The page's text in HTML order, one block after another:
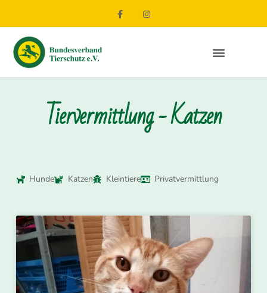
Tiervermittlung - Katzen
Hunde Katzen Kleintiere Privatvermittlung